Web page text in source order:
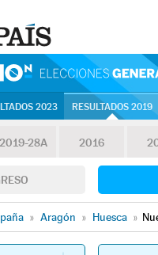
2023 RESULTADOS 2019
2019-28A 2016
» Aragón » Huesca »